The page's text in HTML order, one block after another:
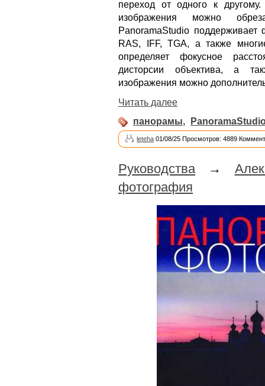
переход от одного к
изображения можно
PanoramaStudio
RAS, IFF, TGA, а также
определяет фокусное
дисторсии объектива, а
изображения можно
Читать далее
панорамы,
leteha 01/08/25 Просмотров: 4889
Руководства→
фотография